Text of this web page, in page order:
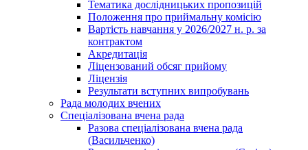
Тематика дослідницьких пропозицій
Положення про приймальну комісію
Вартість навчання у 2026/2027 н. р. за
контрактом
Акредитація
Ліцензований обсяг прийому
Ліцензія
Результати вступних випробувань
Рада молодих вчених
Спеціалізована вчена рада
Разова спеціалізована вчена рада
(Васильченко)